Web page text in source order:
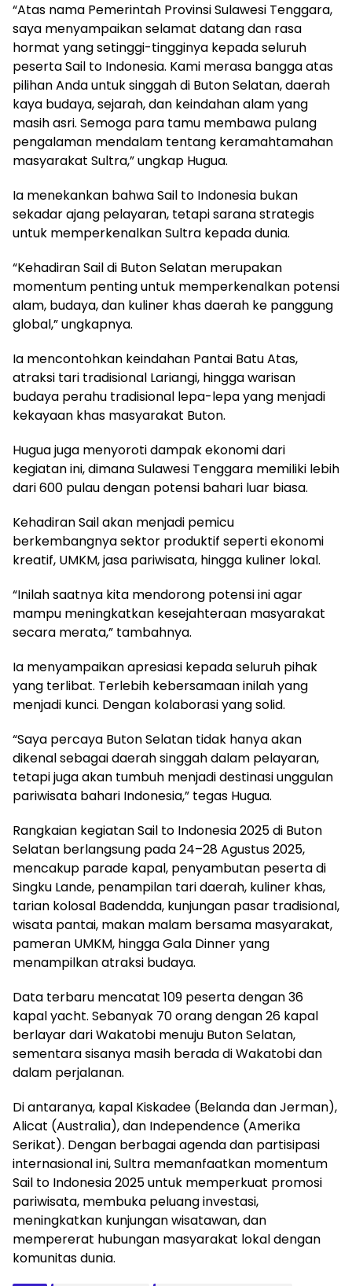
“Atas nama Pemerintah Provinsi Sulawesi Tenggara,
saya menyampaikan selamat datang dan rasa
hormat yang setinggi-tingginya kepada seluruh
peserta Sail to Indonesia. Kami merasa bangga atas
pilihan Anda untuk singgah di Buton Selatan, daerah
kaya budaya, sejarah, dan keindahan alam yang
masih asri. Semoga para tamu membawa pulang
pengalaman mendalam tentang keramahtamahan
masyarakat Sultra,” ungkap Hugua.
Ia menekankan bahwa Sail to Indonesia bukan
sekadar ajang pelayaran, tetapi sarana strategis
untuk memperkenalkan Sultra kepada dunia.
“Kehadiran Sail di Buton Selatan merupakan
momentum penting untuk memperkenalkan potensi
alam, budaya, dan kuliner khas daerah ke panggung
global,” ungkapnya.
Ia mencontohkan keindahan Pantai Batu Atas,
atraksi tari tradisional Lariangi, hingga warisan
budaya perahu tradisional lepa-lepa yang menjadi
kekayaan khas masyarakat Buton.
Hugua juga menyoroti dampak ekonomi dari
kegiatan ini, dimana Sulawesi Tenggara memiliki lebih
dari 600 pulau dengan potensi bahari luar biasa.
Kehadiran Sail akan menjadi pemicu
berkembangnya sektor produktif seperti ekonomi
kreatif, UMKM, jasa pariwisata, hingga kuliner lokal.
“Inilah saatnya kita mendorong potensi ini agar
mampu meningkatkan kesejahteraan masyarakat
secara merata,” tambahnya.
Ia menyampaikan apresiasi kepada seluruh pihak
yang terlibat. Terlebih kebersamaan inilah yang
menjadi kunci. Dengan kolaborasi yang solid.
“Saya percaya Buton Selatan tidak hanya akan
dikenal sebagai daerah singgah dalam pelayaran,
tetapi juga akan tumbuh menjadi destinasi unggulan
pariwisata bahari Indonesia,” tegas Hugua.
Rangkaian kegiatan Sail to Indonesia 2025 di Buton
Selatan berlangsung pada 24–28 Agustus 2025,
mencakup parade kapal, penyambutan peserta di
Singku Lande, penampilan tari daerah, kuliner khas,
tarian kolosal Badendda, kunjungan pasar tradisional,
wisata pantai, makan malam bersama masyarakat,
pameran UMKM, hingga Gala Dinner yang
menampilkan atraksi budaya.
Data terbaru mencatat 109 peserta dengan 36
kapal yacht. Sebanyak 70 orang dengan 26 kapal
berlayar dari Wakatobi menuju Buton Selatan,
sementara sisanya masih berada di Wakatobi dan
dalam perjalanan.
Di antaranya, kapal Kiskadee (Belanda dan Jerman),
Alicat (Australia), dan Independence (Amerika
Serikat). Dengan berbagai agenda dan partisipasi
internasional ini, Sultra memanfaatkan momentum
Sail to Indonesia 2025 untuk memperkuat promosi
pariwisata, membuka peluang investasi,
meningkatkan kunjungan wisatawan, dan
mempererat hubungan masyarakat lokal dengan
komunitas dunia.